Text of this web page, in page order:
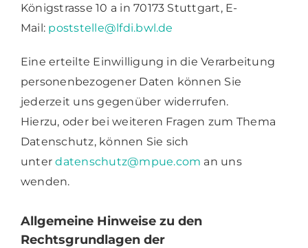
Königstrasse 10 a in 70173 Stuttgart, E-
Mail: poststelle@lfdi.bwl.de
Eine erteilte Einwilligung in die Verarbeitung
personenbezogener Daten können Sie
jederzeit uns gegenüber widerrufen.
Hierzu, oder bei weiteren Fragen zum Thema
Datenschutz, können Sie sich
unterdatenschutz@mpue.com an uns
wenden.
Allgemeine Hinweise zu den
Rechtsgrundlagen der